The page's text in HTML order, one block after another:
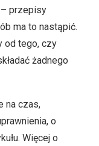
przepisy
ma to nastąpić.
od tego, czy
żadnego
na czas,
o
Więcej o